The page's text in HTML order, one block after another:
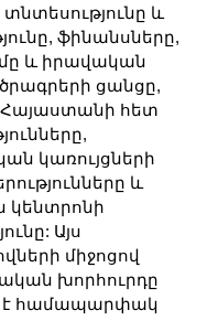
տնտեսությունը և
ֆինանսները,
և իրավական
ցանցը,
Հայաստանի հետ
կառույցների
և
կենտրոնի
Այս
միջոցով
խորհուրդը
է համապարփակ